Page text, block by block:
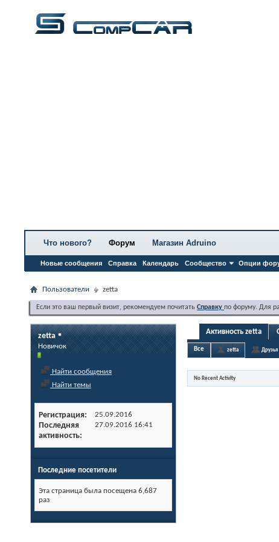
Что нового? Форум
Новые сообщения Справка Календарь Сообщество Опции
Магазин Adruino
Пользователи zetta
Если это ваш первый визит, рекомендуем почитать Справку по форуму. Для
zetta
Новичок
Найти сообщения
Найти темы
Регистрация 25.09.2016
Последняя
активность
27.09.2016 16:41
Последние посетители
Эта страница была посещена 6,687
раз
Активность zetta
Все zetta Друзья
No Recent Activity